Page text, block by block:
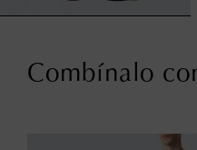
Combínalo